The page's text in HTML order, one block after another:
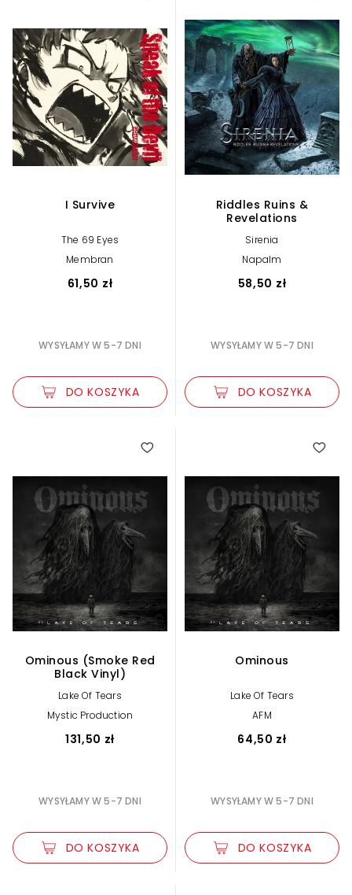
I Survive
The 69 Eyes
Membran
61,50 zł
WYSYŁAMY W 5-7 DNI
DO KOSZYKA
Riddles Ruins &
Revelations
Sirenia
Napalm
58,50 zł
WYSYŁAMY W 5-7 DNI
DO KOSZYKA
Ominous (Smoke Red
Black Vinyl)
Lake Of Tears
Mystic Production
131,50 zł
WYSYŁAMY W 5-7 DNI
DO KOSZYKA
Ominous
Lake Of Tears
AFM
64,50 zł
WYSYŁAMY W 5-7 DNI
DO KOSZYKA